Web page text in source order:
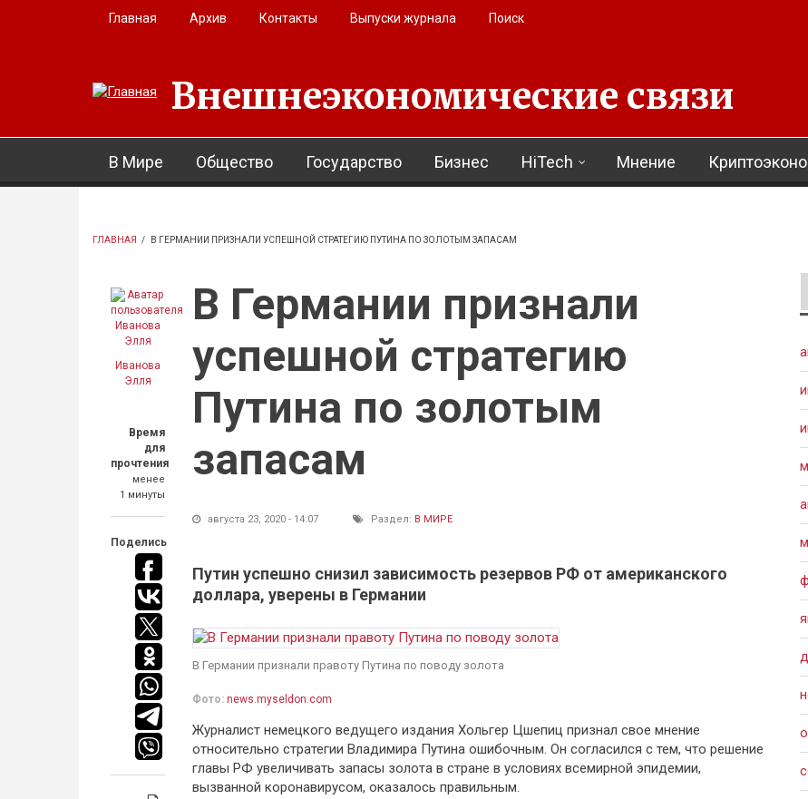
Перейти к основному содержанию
Главная Архив Контакты Выпуски журнала Поиск
Внешнеэкономические связи
В Мире Общество Государство Бизнес HiTech Мнение
ГЛАВНАЯ / В ГЕРМАНИИ ПРИЗНАЛИ УСПЕШНОЙ СТРАТЕГИЮ ПУТИНА ПО ЗОЛОТЫМ ЗАПАСАМ
Иванова
Элля
Время
для
прочтения
менее
1 минуты
Поделись
В Германии признали
успешной стратегию
Путина по золотым
запасам
августа 23, 2020 - 14:07 Раздел: В МИРЕ
Путин успешно снизил зависимость резервов РФ от американского
доллара, уверены в Германии
В Германии признали правоту Путина по поводу золота
Фото: news.myseldon.com
Журналист немецкого ведущего издания Хольгер Цшепиц признал свое мнение
относительно стратегии Владимира Путина ошибочным. Он согласился с тем, что решение
главы РФ увеличивать запасы золота в стране в условиях всемирной эпидемии,
вызванной коронавирусом, оказалось правильным.